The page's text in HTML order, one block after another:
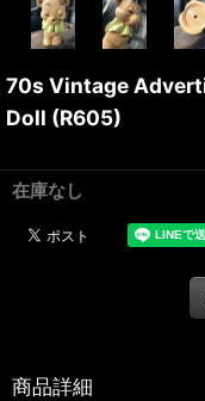
70s Vintage
Doll (R605)
在庫なし
商品詳細